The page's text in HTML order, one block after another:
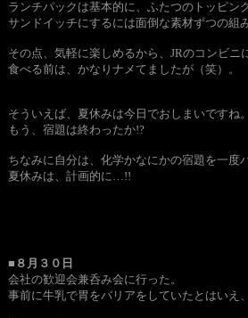
ランチパックは基本的に、ふたつのトッピン
サンドイッチにするには面倒な素材ずつの組
その点、気軽に楽しめるから、JRのコンビ
食べる前は、かなりナメてましたが（笑）。
そういえば、夏休みは今日でおしまいですね
もう、宿題は終わったか!?
ちなみに自分は、化学かなにかの宿題を一
夏休みは、計画的に…!!
■８月３０日
会社の歓迎会兼呑み会に行った。
事前に牛乳で胃をバリアをしていたとはい